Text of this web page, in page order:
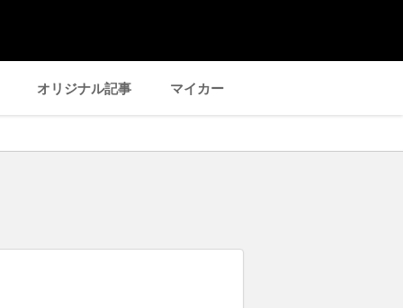
オリジナル記事 マイカー